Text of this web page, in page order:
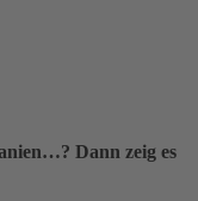
Dann zeig es